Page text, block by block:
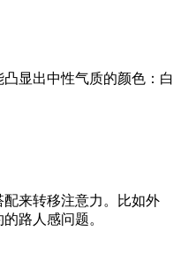
显出中性气质的颜色：白
来转移注意力。比如外
路人感问题。